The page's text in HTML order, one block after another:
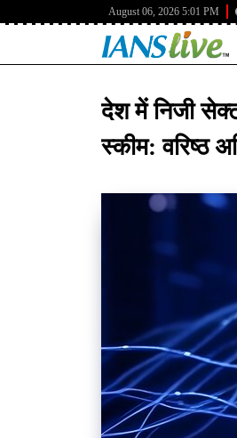
August 06, 2026 5:01 PM
देश में निजी
स्कीम: वरिष्ठ